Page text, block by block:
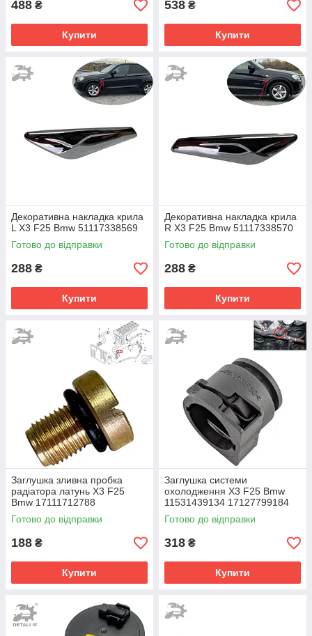
488 ₴
Купити
538 ₴
Купити
Декоративна накладка крила
L X3 F25 Bmw 51117338569
Готово до відправки
288 ₴
Купити
Декоративна накладка крила
R X3 F25 Bmw 51117338570
Готово до відправки
288 ₴
Купити
Заглушка зливна пробка
радіатора латунь X3 F25
Bmw 17111712788
11537793373
Готово до відправки
188 ₴
Купити
Заглушка системи
охолодження X3 F25 Bmw
11531439134 17127799184
7799184
Готово до відправки
318 ₴
Купити